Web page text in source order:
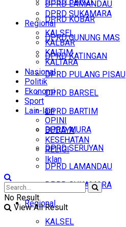
DPRD KOBAR
DPRD GUNUNG MAS
DPRD KATINGAN
DPRD PULANG PISAU
DPRD BARSEL
DPRD BARTIM
DPRD MURA
DPRD SERUYAN
DPRD LAMANDAU
DPRD SUKAMARA
Regional
KALSEL
DPRD LAMANDAU
DPRD SUKAMARA
Regional
KALSEL
KALBAR
KALTIM
KALTARA
Nasional
Politik
Ekonomi
Sport
Lain-lain
OPINI
BUDAYA
KESEHATAN
RELIGI
Iklan
No Result
View All Result